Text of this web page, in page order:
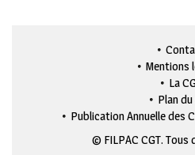
Mentions
La
Plan
Publication Annuelle des
© FILPAC CGT.